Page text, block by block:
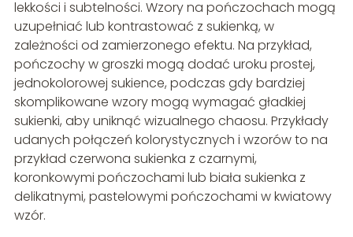
lekkości i subtelności. Wzory na pończochach mogą
uzupełniać lub kontrastować z sukienką, w
zależności od zamierzonego efektu. Na przykład,
pończochy w groszki mogą dodać uroku prostej,
jednokolorowej sukience, podczas gdy bardziej
skomplikowane wzory mogą wymagać gładkiej
sukienki, aby uniknąć wizualnego chaosu. Przykłady
udanych połączeń kolorystycznych i wzorów to na
przykład czerwona sukienka z czarnymi,
koronkowymi pończochami lub biała sukienka z
delikatnymi, pastelowymi pończochami w kwiatowy
wzór.